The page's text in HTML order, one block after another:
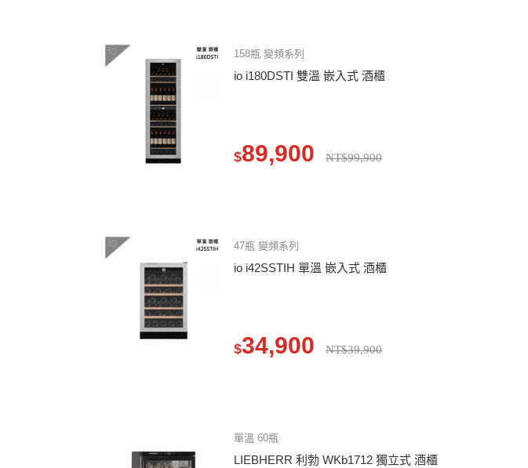
158瓶 變頻系列
io i180DSTI 雙溫 嵌入式 酒櫃
$89,900 NT$99,900
47瓶 變頻系列
io i42SSTIH 單溫 嵌入式 酒櫃
$34,900 NT$39,900
單溫 60瓶
LIEBHERR 利勃 WKb1712 獨立式 酒櫃